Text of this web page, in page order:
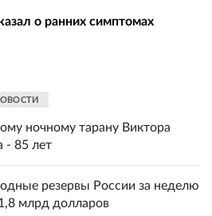
о ранних симптомах
ночному тарану Виктора
- 85 лет
резервы России за неделю
млрд долларов